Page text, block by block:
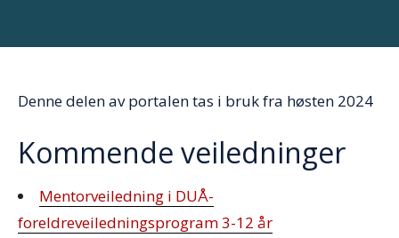
Denne delen av portalen tas i bruk fra høsten 2024
Kommende veiledninger
Mentorveiledning i DUÅ-
foreldreveiledningsprogram 3-12 år